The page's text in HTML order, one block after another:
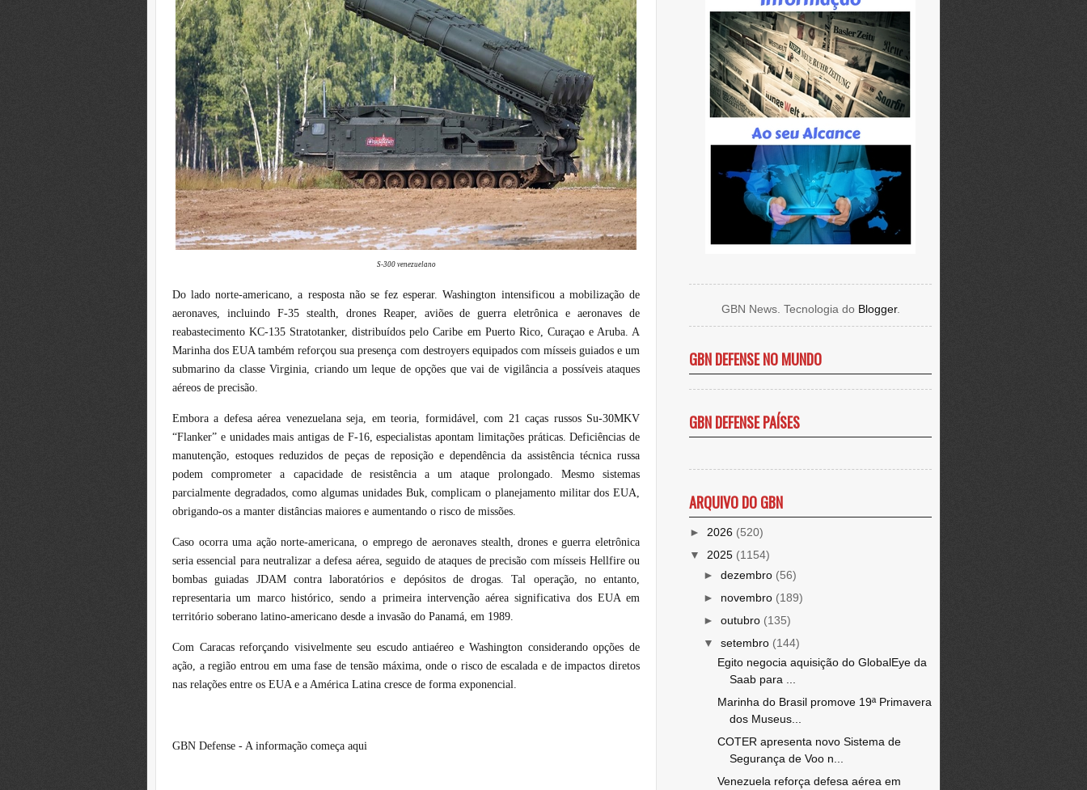
S-300 venezuelano
Do lado norte-americano, a resposta não se fez esperar. Washington intensificou a mobilização de
aeronaves, incluindo F-35 stealth, drones Reaper, aviões de guerra eletrônica e aeronaves de
reabastecimento KC-135 Stratotanker, distribuídos pelo Caribe em Puerto Rico, Curaçao e Aruba. A
Marinha dos EUA também reforçou sua presença com destroyers equipados com mísseis guiados e um
submarino da classe Virginia, criando um leque de opções que vai de vigilância a possíveis ataques
aéreos de precisão.
Embora a defesa aérea venezuelana seja, em teoria, formidável, com 21 caças russos Su-30MKV
“Flanker” e unidades mais antigas de F-16, especialistas apontam limitações práticas. Deficiências de
manutenção, estoques reduzidos de peças de reposição e dependência da assistência técnica russa
podem comprometer a capacidade de resistência a um ataque prolongado. Mesmo sistemas
parcialmente degradados, como algumas unidades Buk, complicam o planejamento militar dos EUA,
obrigando-os a manter distâncias maiores e aumentando o risco de missões.
Caso ocorra uma ação norte-americana, o emprego de aeronaves stealth, drones e guerra eletrônica
seria essencial para neutralizar a defesa aérea, seguido de ataques de precisão com mísseis Hellfire ou
bombas guiadas JDAM contra laboratórios e depósitos de drogas. Tal operação, no entanto,
representaria um marco histórico, sendo a primeira intervenção aérea significativa dos EUA em
território soberano latino-americano desde a invasão do Panamá, em 1989.
Com Caracas reforçando visivelmente seu escudo antiaéreo e Washington considerando opções de
ação, a região entrou em uma fase de tensão máxima, onde o risco de escalada e de impactos diretos
nas relações entre os EUA e a América Latina cresce de forma exponencial.
GBN Defense - A informação começa aqui
GBN News. Tecnologia do Blogger.
GBN DEFENSE NO MUNDO
GBN DEFENSE PAÍSES
ARQUIVO DO GBN
► 2026 (520)
▼ 2025 (1154)
► dezembro (56)
► novembro (189)
► outubro (135)
▼ setembro (144)
Egito negocia aquisição do GlobalEye da
Saab para ...
Marinha do Brasil promove 19ª Primavera
dos Museus...
COTER apresenta novo Sistema de
Segurança de Voo n...
Venezuela reforça defesa aérea em